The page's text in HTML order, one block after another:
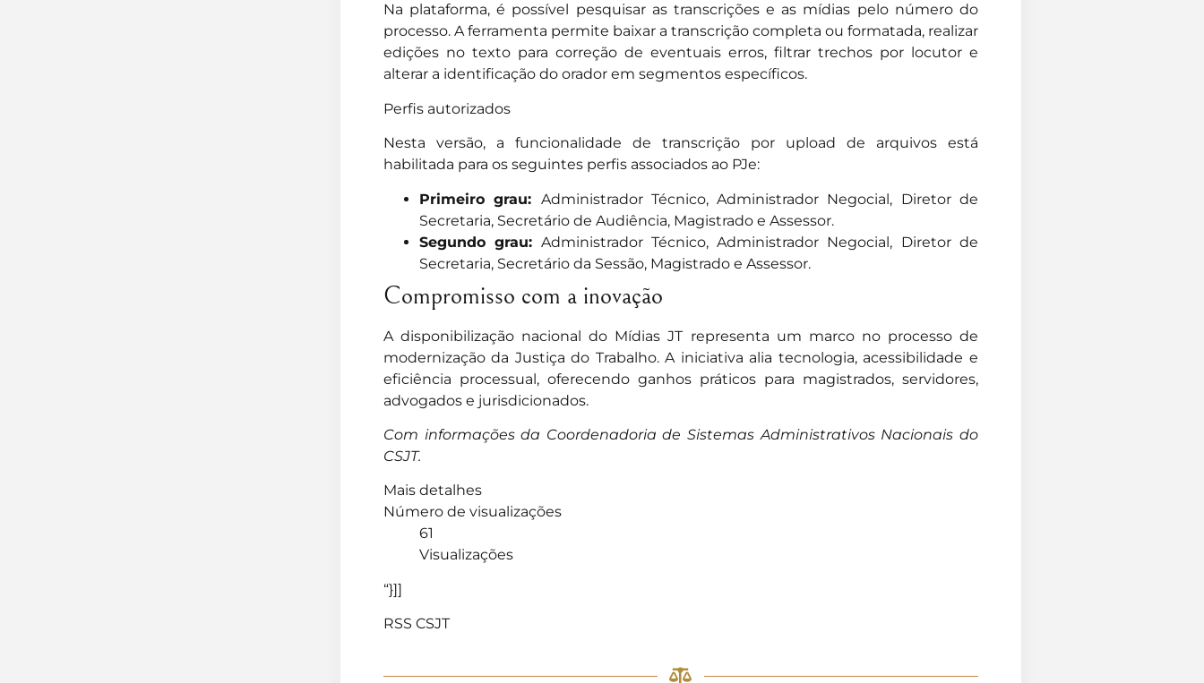
Na plataforma, é possível pesquisar as transcrições e as mídias pelo número do
processo. A ferramenta permite baixar a transcrição completa ou formatada, realizar
edições no texto para correção de eventuais erros, filtrar trechos por locutor e
alterar a identificação do orador em segmentos específicos.
Perfis autorizados
Nesta versão, a funcionalidade de transcrição por upload de arquivos está
habilitada para os seguintes perfis associados ao PJe:
Primeiro grau: Administrador Técnico, Administrador Negocial, Diretor de
Secretaria, Secretário de Audiência, Magistrado e Assessor.
Segundo grau: Administrador Técnico, Administrador Negocial, Diretor de
Secretaria, Secretário da Sessão, Magistrado e Assessor.
Compromisso com a inovação
A disponibilização nacional do Mídias JT representa um marco no processo de
modernização da Justiça do Trabalho. A iniciativa alia tecnologia, acessibilidade e
eficiência processual, oferecendo ganhos práticos para magistrados, servidores,
advogados e jurisdicionados.
Com informações da Coordenadoria de Sistemas Administrativos Nacionais do
CSJT.
Mais detalhes
Número de visualizações
61
Visualizações
“}]]
RSS CSJT